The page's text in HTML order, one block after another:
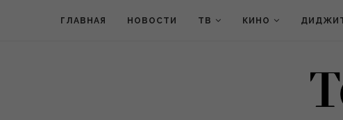
ГЛАВНАЯ НОВОСТИ ТВ КИНО